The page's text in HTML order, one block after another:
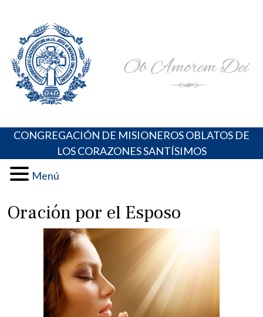
content
Portal de los Padres Oblatos. Advocaciones Marianas,
Oraciones, Música religiosa y más
CONGREGACIÓN DE MISIONEROS OBLATOS DE
LOS CORAZONES SANTÍSIMOS
Menú
Oración por el Esposo